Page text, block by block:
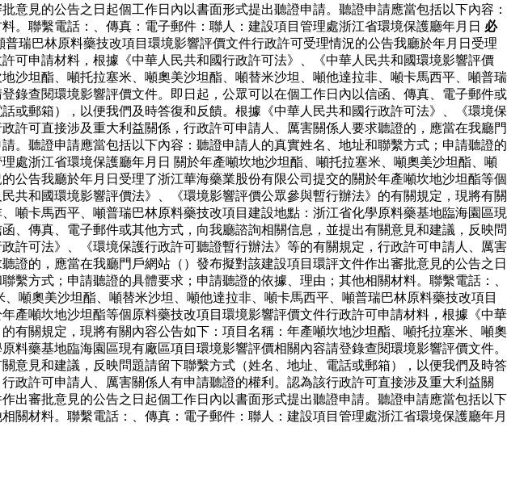
見的公告之日起個工作日內以書面形式提出聽證申請。聽證申請應當包括以下內容：
。聯繫電話：、傳真：電子郵件：聯人：建設項目管理處浙江省環境保護廳年月日 必
瑞巴林原料藥技改項目環境影響評價文件行政許可受理情況的公告我廳於年月日受理
可申請材料，根據《中華人民共和國行政許可法》、《中華人民共和國環境影響評價
沙坦酯、噸托拉塞米、噸奧美沙坦酯、噸替米沙坦、噸他達拉非、噸卡馬西平、噸普瑞
錄查閱環境影響評價文件。即日起，公眾可以在個工作日內以信函、傳真、電子郵件或
或郵箱），以便我們及時答復和反饋。根據《中華人民共和國行政許可法》、《環境保
許可直接涉及重大利益關係，行政許可申請人、厲害關係人要求聽證的，應當在我廳門
。聽證申請應當包括以下內容：聽證申請人的真實姓名、地址和聯繫方式；申請聽證的
處浙江省環境保護廳年月日 關於年產噸坎地沙坦酯、噸托拉塞米、噸奧美沙坦酯、噸
公告我廳於年月日受理了浙江華海藥業股份有限公司提交的關於年產噸坎地沙坦酯等個
共和國環境影響評價法》、《環境影響評價公眾參與暫行辦法》的有關規定，現將有關
噸卡馬西平、噸普瑞巴林原料藥技改項目建設地點：浙江省化學原料藥基地臨海園區現
、傳真、電子郵件或其他方式，向我廳諮詢相關信息，並提出有關意見和建議，反映問
許可法》、《環境保護行政許可聽證暫行辦法》等的有關規定，行政許可申請人、厲害
的，應當在我廳門戶網站（）發布擬對該建設項目環評文件作出審批意見的公告之日
方式；申請聽證的具體要求；申請聽證的依據、理由；其他相關材料。聯繫電話：、
噸奧美沙坦酯、噸替米沙坦、噸他達拉非、噸卡馬西平、噸普瑞巴林原料藥技改項目
產噸坎地沙坦酯等個原料藥技改項目環境影響評價文件行政許可申請材料，根據《中華
有關規定，現將有關內容公告如下：項目名稱：年產噸坎地沙坦酯、噸托拉塞米、噸奧
藥基地臨海園區現有廠區項目環境影響評價相關內容請登錄查閱環境影響評價文件。
意見和建議，反映問題請留下聯繫方式（姓名、地址、電話或郵箱），以便我們及時答
政許可申請人、厲害關係人有申請聽證的權利。認為該行政許可直接涉及重大利益關
出審批意見的公告之日起個工作日內以書面形式提出聽證申請。聽證申請應當包括以下
材料。聯繫電話：、傳真：電子郵件：聯人：建設項目管理處浙江省環境保護廳年月